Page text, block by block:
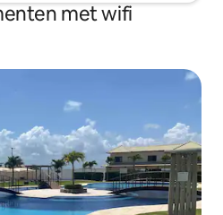
met wifi